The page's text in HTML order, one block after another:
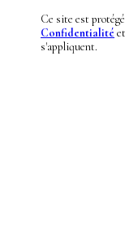
Ce site est
Confidentialité
s'appliquent.